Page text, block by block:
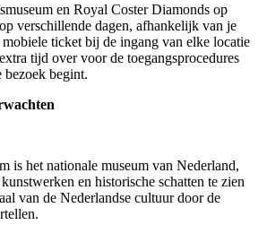
en Royal Coster Diamonds op
verschillende dagen, afhankelijk van je
ticket bij de ingang van elke locatie
tijd over voor de toegangsprocedures
bezoek begint.
is het nationale museum van Nederland,
en historische schatten te zien
van de Nederlandse cultuur door de